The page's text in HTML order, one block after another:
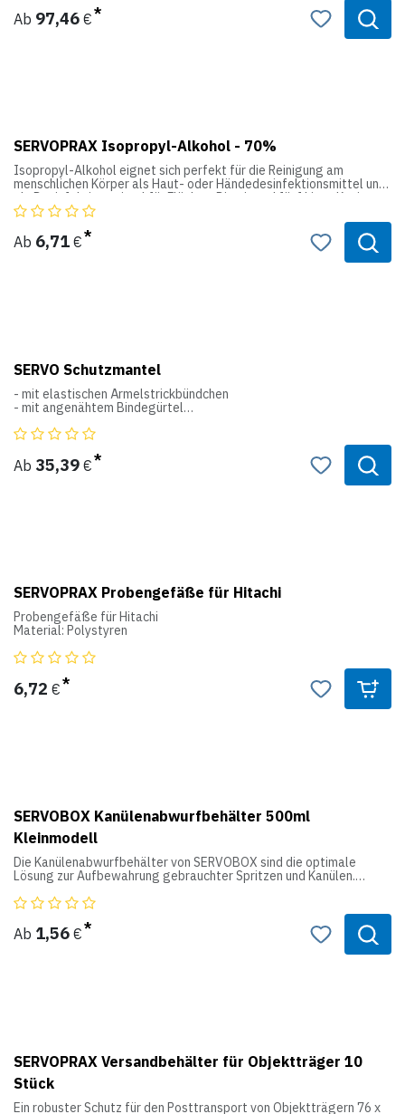
Ab 97,46 €
SERVOPRAX Isopropyl-Alkohol - 70%
Isopropyl-Alkohol eignet sich perfekt für die Reinigung am
menschlichen Körper als Haut- oder Händedesinfektionsmittel und
als Desinfektionsmittel für Flächen. Die ein und fünf Liter-Kanister
sind beide mit einem dichten Schraubverschluss versehen.
Isopropyl-Alkohol vorsichtig verwenden. Vor Gebrauch stets
Etikett und Produktinformationen lesen.
Ab 6,71 €
SERVO Schutzmantel
- mit elastischen Ärmelstrickbündchen
- mit angenähtem Bindegürtel
- waschbar bis 95°C
- chem. Reinigung möglich
- autoklavierbar
Ab 35,39 €
SERVOPRAX Probengefäße für Hitachi
Probengefäße für Hitachi
Material: Polystyren
6,72 €
SERVOBOX Kanülenabwurfbehälter 500ml
Kleinmodell
Die Kanülenabwurfbehälter von SERVOBOX sind die optimale
Lösung zur Aufbewahrung gebrauchter Spritzen und Kanülen.
Produktdaten:
Volumen: 500 ml
Farbe (Box): gelb
Ab 1,56 €
SERVOPRAX Versandbehälter für Objektträger 10
Stück
Ein robuster Schutz für den Posttransport von Objektträgern 76 x